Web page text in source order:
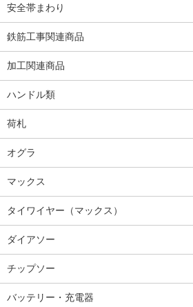
安全帯まわり
鉄筋工事関連商品
加工関連商品
ハンドル類
荷札
オグラ
マックス
タイワイヤー（マックス）
ダイアソー
チップソー
バッテリー・充電器